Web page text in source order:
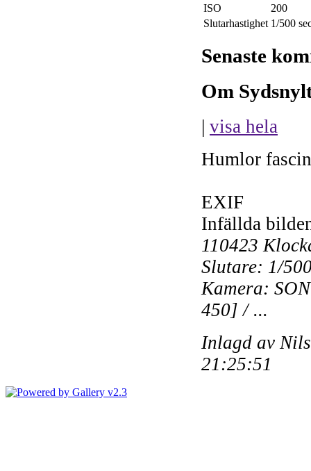
ISO
200
Slutarhastighet 1/500
Senaste
Om
| visa hela
Humlor
EXIF
Infällda
110423
Slutare: 1/
Kamera:
450] / ...
Inlagd av
21:25:51